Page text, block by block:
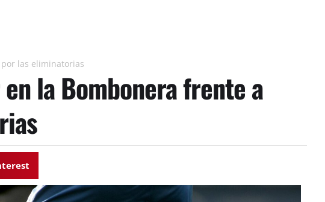
las eliminatorias
la Bombonera frente a